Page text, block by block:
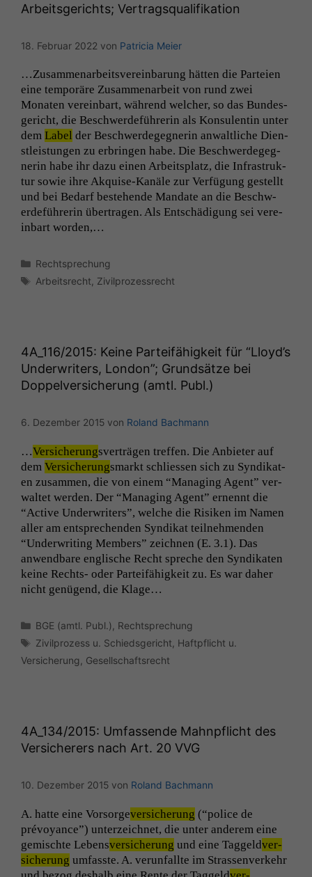
Arbeitsgerichts; Vertragsqualifikation
18. Februar 2022 von Patricia Meier
…Zusam­me­nar­beitsvere­in­barung hät­ten die Parteien
eine tem­poräre Zusam­me­nar­beit von rund zwei
Monat­en vere­in­bart, während welch­er, so das Bun­des­
gericht, die Beschw­erde­führerin als Kon­sulentin unter
dem Label der Beschw­erdegeg­ner­in anwaltliche Dien­
stleis­tun­gen zu erbrin­gen habe. Die Beschw­erdegeg­
ner­in habe ihr dazu einen Arbeit­splatz, die Infra­struk­
tur sowie ihre Akquise-Kanäle zur Ver­fü­gung gestellt
und bei Bedarf beste­hende Man­date an die Beschw­
erde­führerin über­tra­gen. Als Entschädi­gung sei vere­
in­bart worden,…
Kategorien
Rechtsprechung
Schlagwörter
Arbeitsrecht Zivilprozessrecht
4A_116/2015: Keine Parteifähigkeit für “Lloyd’s
Underwriters, London”; Grundsätze bei
Doppelversicherung (amtl. Publ.)
6. Dezember 2015 von Roland Bachmann
…Ver­sicherungsverträ­gen tre­f­fen. Die Anbi­eter auf
dem Ver­sicherungsmarkt schliessen sich zu Syn­dikat­
en zusam­men, die von einem “Man­ag­ing Agent” ver­
wal­tet wer­den. Der “Man­ag­ing Agent” ernen­nt die
“Active Under­writ­ers”, welche die Risiken im Namen
aller am entsprechen­den Syn­dikat teil­nehmenden
“Under­writ­ing Mem­bers” zeich­nen (E. 3.1). Das
anwend­bare englis­che Recht spreche den Syn­dikat­en
keine Rechts- oder Parteifähigkeit zu. Es war daher
nicht genü­gend, die Klage…
Kategorien
BGE (amtl. Publ.) Rechtsprechung
Schlagwörter
Zivilprozess u. Schiedsgericht Haftpflicht u.
Versicherung Gesellschaftsrecht
4A_134/2015: Umfassende Mahnpflicht des
Versicherers nach Art. 20 VVG
10. Dezember 2015 von Roland Bachmann
A. hat­te eine Vor­sorgever­sicherung (“police de
prévoy­ance”) unterze­ich­net, die unter anderem eine
gemis­chte Lebensver­sicherung und eine Taggeldver­
sicherung umfasste. A. verun­fallte im Strassen­verkehr